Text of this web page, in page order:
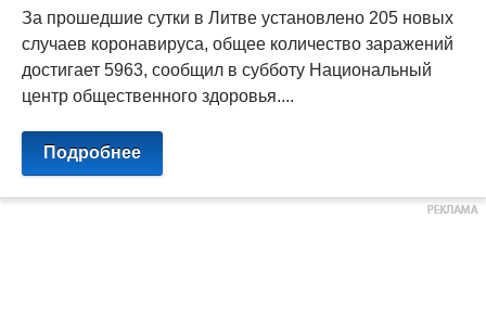
За прошедшие сутки в Литве установлено 205 новых
случаев коронавируса, общее количество заражений
достигает 5963, сообщил в субботу Национальный
центр общественного здоровья....
Подробнее